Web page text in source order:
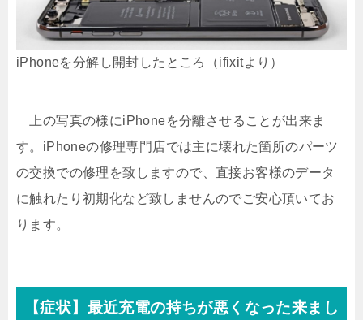
iPhoneを分解し開封したところ（ifixitより）
上の写真の様にiPhoneを分離させることが出来ま
す。iPhoneの修理専門店では主に壊れた箇所のパーツ
の交換での修理を致しますので、直接お客様のデータ
に触れたり初期化など致しませんのでご安心頂いてお
ります。
【症状】最近充電の持ちが悪くなった来まし